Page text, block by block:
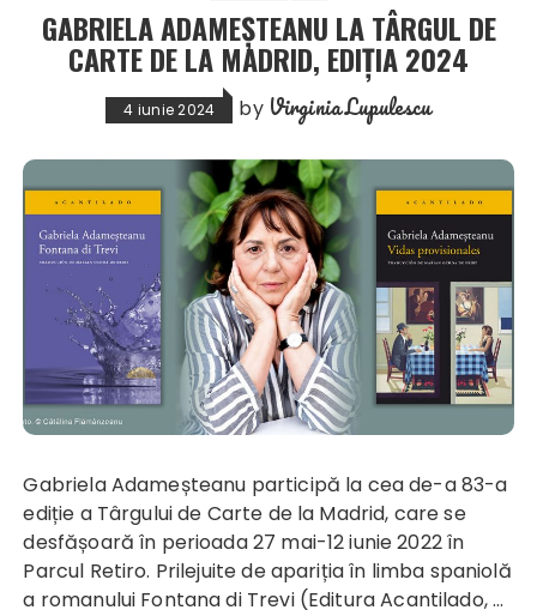
GABRIELA ADAMEȘTEANU LA TÂRGUL DE
CARTE DE LA MADRID, EDIȚIA 2024
4 iunie 2024 by Virginia Lupulescu
Gabriela Adameșteanu participă la cea de-a 83-a
ediție a Târgului de Carte de la Madrid, care se
desfășoară în perioada 27 mai-12 iunie 2022 în
Parcul Retiro. Prilejuite de apariția în limba spaniolă
a romanului Fontana di Trevi(Editura Acantilado, …